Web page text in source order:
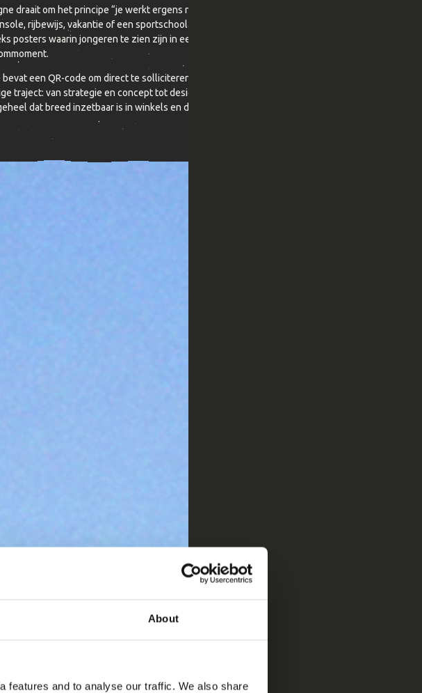
About
features and to analyse our traffic. We also share
draait om het principe “je werkt ergens naartoe”. We laten letterlijk zien waar je het voor
rijbewijs, vakantie of een sportschoolabonnement. Die visuele doelen staan centraal
posters waarin jongeren te zien zijn in een ‘gespleten’ setting: deels aan het werk, deels
een QR-code om direct te solliciteren – laagdrempelig en effectief. Wij verzorgden
traject: van strategie en concept tot design en uitvoering. Zo ontstond een creatief én
dat breed inzetbaar is in winkels en distributiecentra.